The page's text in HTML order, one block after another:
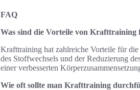
FAQ
Was sind die Vorteile von Krafttraining
Krafttraining hat zahlreiche Vorteile für
des Stoffwechsels und der Reduzierung
einer verbesserten
Wie oft sollte man Krafttraining